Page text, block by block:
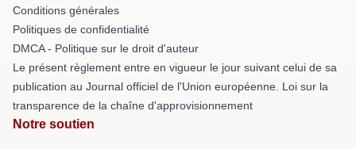
Conditions générales
Politiques de confidentialité
DMCA - Politique sur le droit d'auteur
Le présent règlement entre en vigueur le jour suivant celui de sa
publication au Journal officiel de l'Union européenne. Loi sur la
transparence de la chaîne d'approvisionnement
Notre soutien